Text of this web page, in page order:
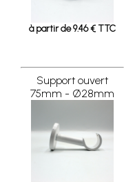
à partir de 9.46 € TTC
Support ouvert
75mm - Ø28mm